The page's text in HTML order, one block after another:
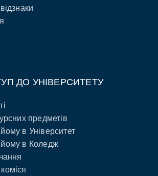
ДО УНІВЕРСИТЕТУ
предметів
в Університет
в Коледж